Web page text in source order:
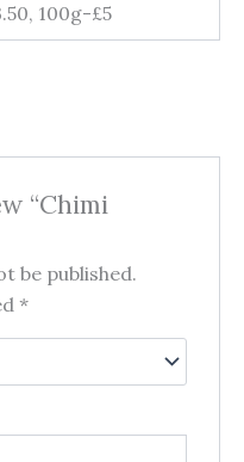
100g-£5
“Chimi
be published.
*